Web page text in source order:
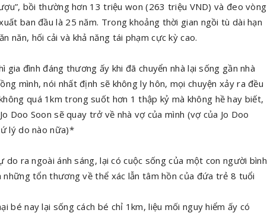
bồi thường hơn 13 triệu won (263 triệu VND) và đeo vòng
ban đầu là 25 năm. Trong khoảng thời gian ngồi tù dài hạn
năn, hối cải và khả năng tái phạm cực kỳ cao.
đình đáng thương ấy khi đã chuyển nhà lại sống gần nhà
mình, nói nhất định sẽ không ly hôn, mọi chuyện xảy ra đều
quá 1km trong suốt hơn 1 thập kỷ mà không hề hay biết,
Doo Soon sẽ quay trở về nhà vợ của mình (vợ của Jo Doo
lý do nào nữa)*
ra ngoài ánh sáng, lại có cuộc sống của một con người bình
những tổn thương về thể xác lẫn tâm hồn của đứa trẻ 8 tuổi
bé nay lại sống cách bé chỉ 1km, liệu mối nguy hiểm ấy có